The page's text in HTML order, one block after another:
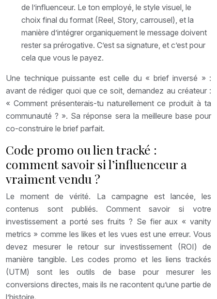
de l’influenceur. Le ton employé, le style visuel, le
choix final du format (Reel, Story, carrousel), et la
manière d’intégrer organiquement le message doivent
rester sa prérogative. C’est sa signature, et c’est pour
cela que vous le payez.
Une technique puissante est celle du « brief inversé » :
avant de rédiger quoi que ce soit, demandez au créateur :
« Comment présenterais-tu naturellement ce produit à ta
communauté ? ». Sa réponse sera la meilleure base pour
co-construire le brief parfait.
Code promo ou lien tracké :
comment savoir si l’influenceur a
vraiment vendu ?
Le moment de vérité. La campagne est lancée, les
contenus sont publiés. Comment savoir si votre
investissement a porté ses fruits ? Se fier aux « vanity
metrics » comme les likes et les vues est une erreur. Vous
devez mesurer le retour sur investissement (ROI) de
manière tangible. Les codes promo et les liens trackés
(UTM) sont les outils de base pour mesurer les
conversions directes, mais ils ne racontent qu’une partie de
l’histoire.